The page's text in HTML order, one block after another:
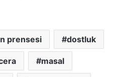
prensesi dostluk
masal